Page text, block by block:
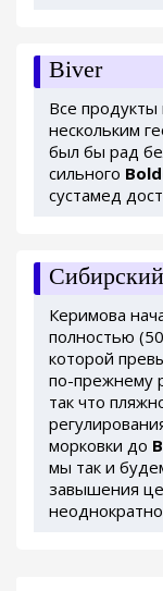
Biver
Все
нескольким
был бы рад
сильного
сустамед
Сибирский
Керимова
полностью
которой
по-прежнему
так что
морковки до
мы так и
завышения